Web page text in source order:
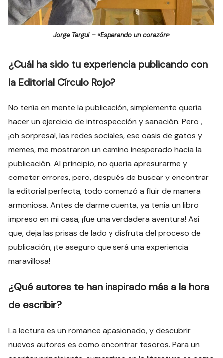
Jorge Targui – «Esperando un corazón»
¿Cuál ha sido tu experiencia publicando con
la Editorial Círculo Rojo?
No tenía en mente la publicación, simplemente quería
hacer un ejercicio de introspección y sanación. Pero ,
¡oh sorpresa!, las redes sociales, ese oasis de gatos y
memes, me mostraron un camino inesperado hacia la
publicación. Al principio, no quería apresurarme y
cometer errores, pero, después de buscar y encontrar
la editorial perfecta, todo comenzó a fluir de manera
armoniosa. Antes de darme cuenta, ya tenía un libro
impreso en mi casa, ¡fue una verdadera aventura! Así
que, deja las prisas de lado y disfruta del proceso de
publicación, ¡te aseguro que será una experiencia
maravillosa!
¿Qué autores te han inspirado más a la hora
de escribir?
La lectura es un romance apasionado, y descubrir
nuevos autores es como encontrar tesoros. Para un